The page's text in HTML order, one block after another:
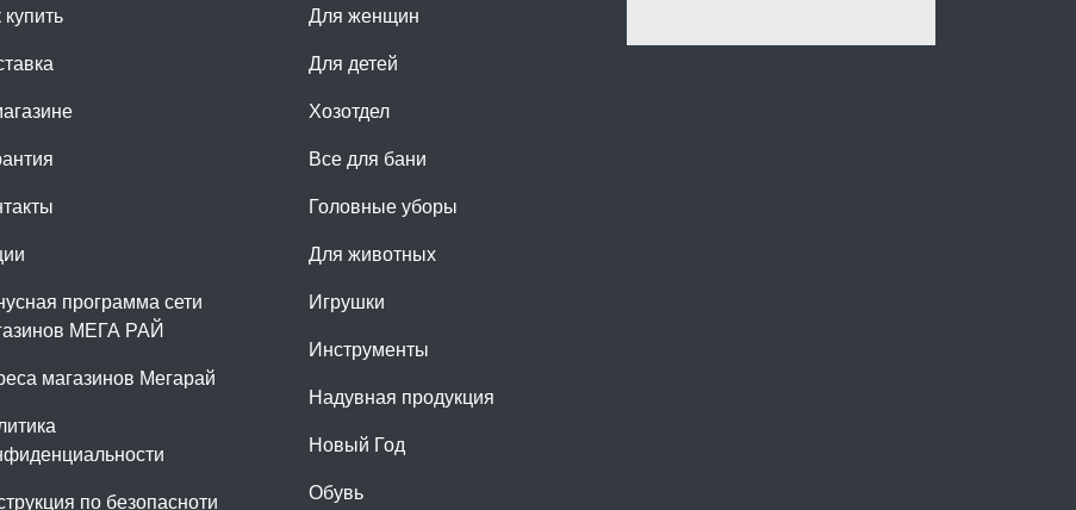
купить
программа сети
МЕГА РАЙ
магазинов Мегарай
по безопасноти
Для женщин
Для детей
Хозотдел
Все для бани
Головные уборы
Для животных
Игрушки
Инструменты
Надувная продукция
Новый Год
Обувь